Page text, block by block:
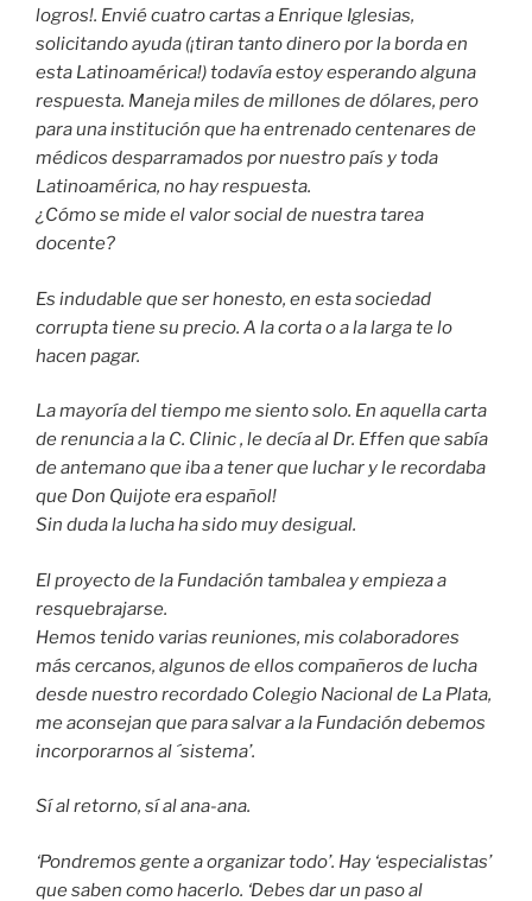
logros!. Envié cuatro cartas a Enrique Iglesias,
solicitando ayuda (¡tiran tanto dinero por la borda en
esta Latinoamérica!) todavía estoy esperando alguna
respuesta. Maneja miles de millones de dólares, pero
para una institución que ha entrenado centenares de
médicos desparramados por nuestro país y toda
Latinoamérica, no hay respuesta.
¿Cómo se mide el valor social de nuestra tarea
docente?
Es indudable que ser honesto, en esta sociedad
corrupta tiene su precio. A la corta o a la larga te lo
hacen pagar.
La mayoría del tiempo me siento solo. En aquella carta
de renuncia a la C. Clinic , le decía al Dr. Effen que sabía
de antemano que iba a tener que luchar y le recordaba
que Don Quijote era español!
Sin duda la lucha ha sido muy desigual.
El proyecto de la Fundación tambalea y empieza a
resquebrajarse.
Hemos tenido varias reuniones, mis colaboradores
más cercanos, algunos de ellos compañeros de lucha
desde nuestro recordado Colegio Nacional de La Plata,
me aconsejan que para salvar a la Fundación debemos
incorporarnos al ´sistema’.
Sí al retorno, sí al ana-ana.
‘Pondremos gente a organizar todo’. Hay ‘especialistas’
que saben como hacerlo. ‘Debes dar un paso al